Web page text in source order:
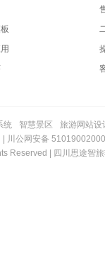
统 智慧景区
旅游网站设
销​
|
川公网安备
Reserved | 四川思途智